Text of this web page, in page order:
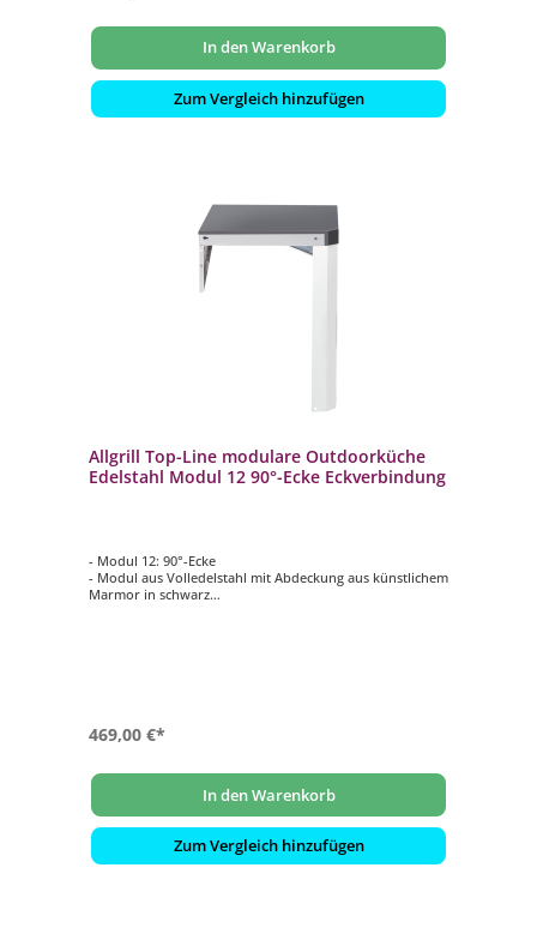
In den Warenkorb
Zum Vergleich hinzufügen
Allgrill Top-Line modulare Outdoorküche
Edelstahl Modul 12 90°-Ecke Eckverbindung
- Modul 12: 90°-Ecke
- Modul aus Volledelstahl mit Abdeckung aus künstlichem
Marmor in schwarz
469,00 €*
In den Warenkorb
Zum Vergleich hinzufügen